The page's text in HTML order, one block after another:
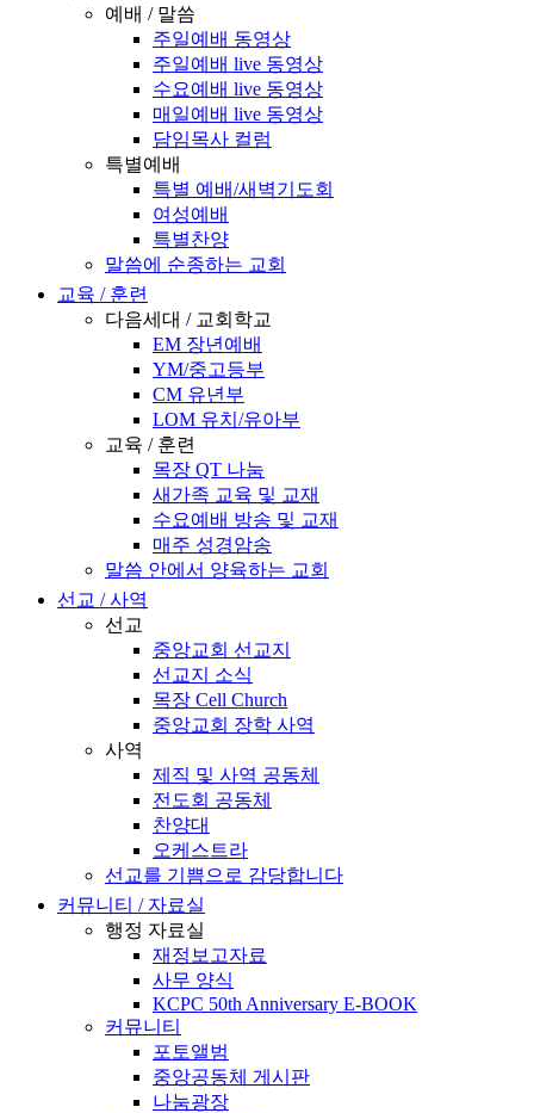
예배 / 말씀
주일예배 동영상
주일예배 live 동영상
수요예배 live 동영상
매일예배 live 동영상
담임목사 컬럼
특별예배
특별 예배/새벽기도회
여성예배
특별찬양
말씀에 순종하는 교회
교육 / 훈련
다음세대 / 교회학교
EM 장년예배
YM/중고등부
CM 유년부
LOM 유치/유아부
교육 / 훈련
목장 QT 나눔
새가족 교육 및 교재
수요예배 방송 및 교재
매주 성경암송
말씀 안에서 양육하는 교회
선교 / 사역
선교
중앙교회 선교지
선교지 소식
목장 Cell Church
중앙교회 장학 사역
사역
제직 및 사역 공동체
전도회 공동체
찬양대
오케스트라
선교를 기쁨으로 감당합니다
커뮤니티 / 자료실
행정 자료실
재정보고자료
사무 양식
KCPC 50th Anniversary E-BOOK
커뮤니티
포토앨범
중앙공동체 게시판
나눔광장